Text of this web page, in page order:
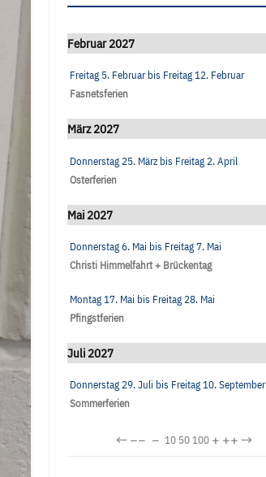
Februar 2027
Freitag 5. Februarbis Freitag 12. Februar
Fasnetsferien
März 2027
Donnerstag 25. Märzbis Freitag 2. April
Osterferien
Mai 2027
Donnerstag 6. Mai bis Freitag 7. Mai
Christi Himmelfahrt + Brückentag
Montag 17. Mai bis Freitag 28. Mai
Pfingstferien
Juli 2027
Donnerstag 29. Juli bis Freitag 10. September
Sommerferien
←−− − 10 50100 + ++→